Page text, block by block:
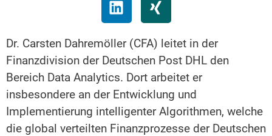
Dr. Carsten Dahremöller (CFA) leitet in der
Finanzdivision der Deutschen Post DHL den
Bereich Data Analytics. Dort arbeitet er
insbesondere an der Entwicklung und
Implementierung intelligenter Algorithmen, welche
die global verteilten Finanzprozesse der Deutschen